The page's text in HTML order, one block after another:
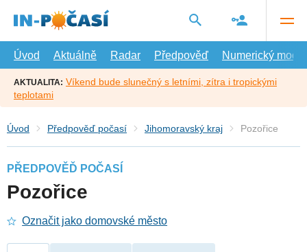
hlavní
Úvod
Aktuálně Radar Předpověď Numerický model
AKTUALITA: Víkend bude slunečný s letními, zítra i tropickými
teplotami
Úvod Předpověď počasí Jihomoravský kraj Pozořice
PŘEDPOVĚĎ POČASÍ
Pozořice
Označit jako domovské město